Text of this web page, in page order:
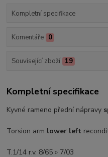
Kompletní specifikace
Komentáře 0
Související zboží 19
Kompletní specifikace
Kyvné rameno přední nápravy
Torsion arm lower left
T.1/14 r.v. 8/65 » 7/03